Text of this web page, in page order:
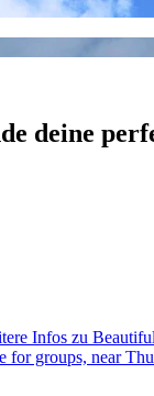
deine
Infos zu
for groups, near